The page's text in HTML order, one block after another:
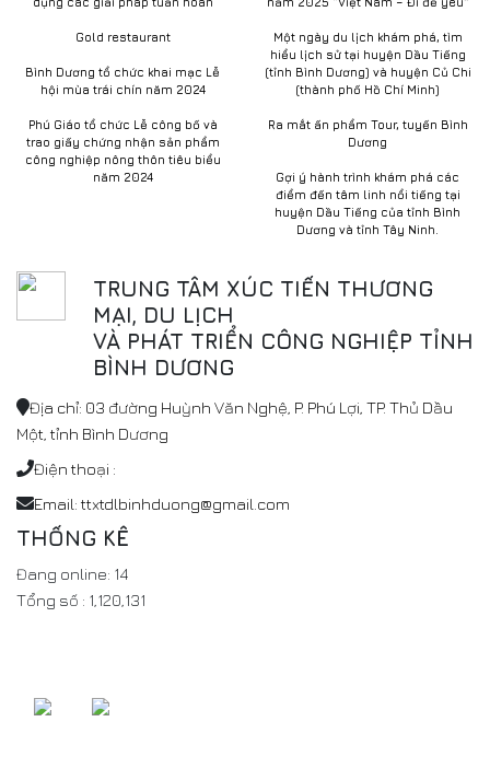
Gold restaurant
Bình Dương tổ chức khai mạc Lễ
hội mùa trái chín năm 2024
Phú Giáo tổ chức Lễ công bố và
trao giấy chứng nhận sản phẩm
công nghiệp nông thôn tiêu biểu
năm 2024
Một ngày du lịch khám phá, tìm
hiểu lịch sử tại huyện Dầu Tiếng
(tỉnh Bình Dương) và huyện Củ Chi
(thành phố Hồ Chí Minh)
Ra mắt ấn phẩm Tour, tuyến Bình
Dương
Gợi ý hành trình khám phá các
điểm đến tâm linh nổi tiếng tại
huyện Dầu Tiếng của tỉnh Bình
Dương và tỉnh Tây Ninh.
TRUNG TÂM XÚC TIẾN THƯƠNG
MẠI, DU LỊCH
VÀ PHÁT TRIỂN CÔNG NGHIỆP TỈNH
BÌNH DƯƠNG
Địa chỉ: 03 đường Huỳnh Văn Nghệ, P. Phú Lợi, TP. Thủ Dầu
Một, tỉnh Bình Dương
Điện thoại :
Email: ttxtdlbinhduong@gmail.com
THỐNG KÊ
Đang online: 14
Tổng số : 1,120,131